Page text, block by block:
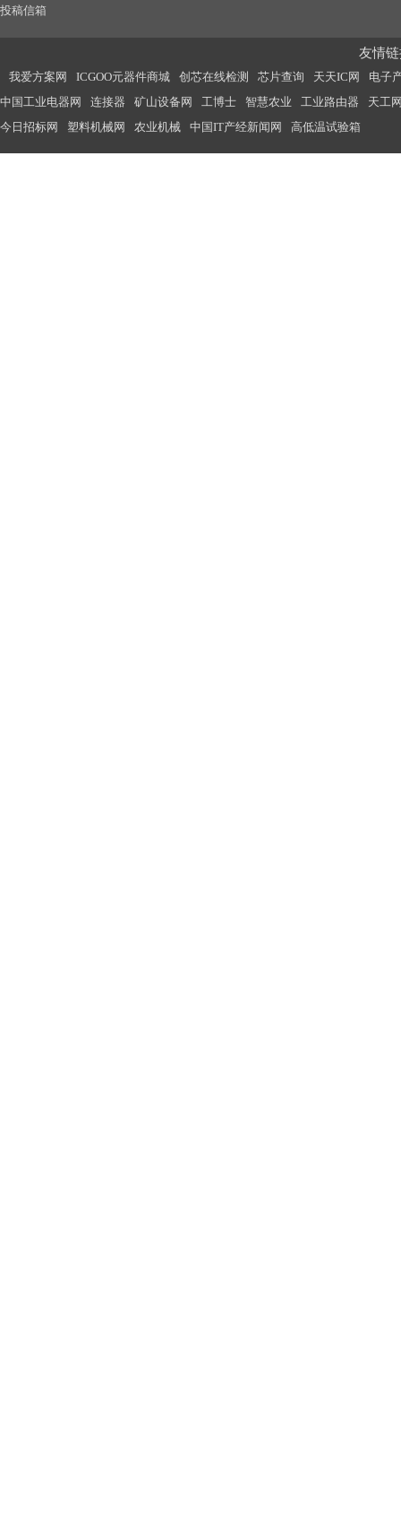
投稿信箱
友情
我爱方案网 ICGOO元器件商城 创芯在线检测 芯片查询 天天IC网
电子
中国工业电器网
连接器 矿山设备网 工博士 智慧农业 工业路由器
天工
今日招标网
塑料机械网 农业机械 中国IT产经新闻网 高低温试验箱